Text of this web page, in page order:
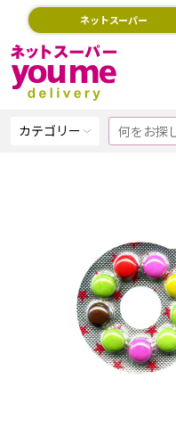
ネットスーパー
カテゴリー